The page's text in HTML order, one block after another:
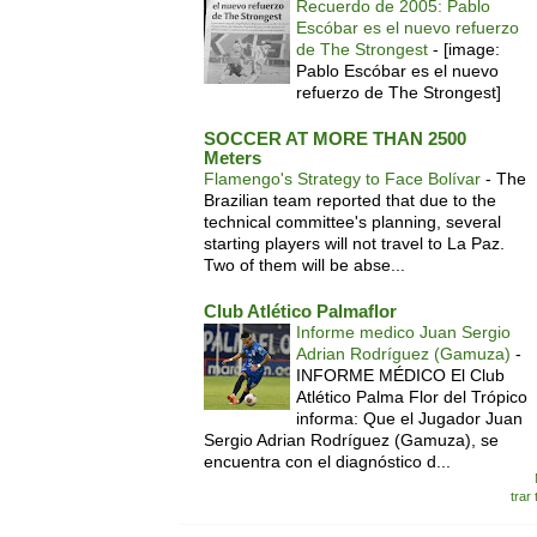
Recuerdo de 2005: Pablo
Escóbar es el nuevo refuerzo
de The Strongest - [image:
Pablo Escóbar es el nuevo
refuerzo de The Strongest]
SOCCER AT MORE THAN 2500
Meters
Flamengo's Strategy to Face Bolívar - The
Brazilian team reported that due to the
technical committee's planning, several
starting players will not travel to La Paz.
Two of them will be abse...
Club Atlético Palmaflor
Informe medico Juan Sergio
Adrian Rodríguez (Gamuza) -
INFORME MÉDICO El Club
Atlético Palma Flor del Trópico
informa: Que el Jugador Juan
Sergio Adrian Rodríguez (Gamuza), se
encuentra con el diagnóstico d...
trar